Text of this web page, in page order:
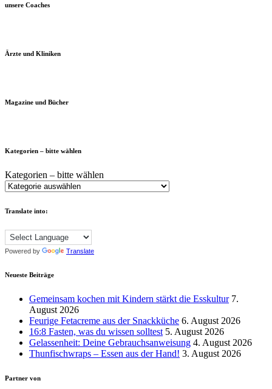
unsere Coaches
Ärzte und Kliniken
Magazine und Bücher
Kategorien – bitte wählen
Kategorien – bitte wählen
Translate into:
Powered by Translate
Neueste Beiträge
Gemeinsam kochen mit Kindern stärkt die Esskultur 7.
August 2026
Feurige Fetacreme aus der Snackküche 6. August 2026
16:8 Fasten, was du wissen solltest 5. August 2026
Gelassenheit: Deine Gebrauchsanweisung 4. August 2026
Thunfischwraps – Essen aus der Hand! 3. August 2026
Partner von